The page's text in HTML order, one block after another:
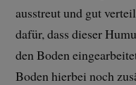
ausstreut und gut
dafür, dass dieser
den Boden
Boden hierbei noch